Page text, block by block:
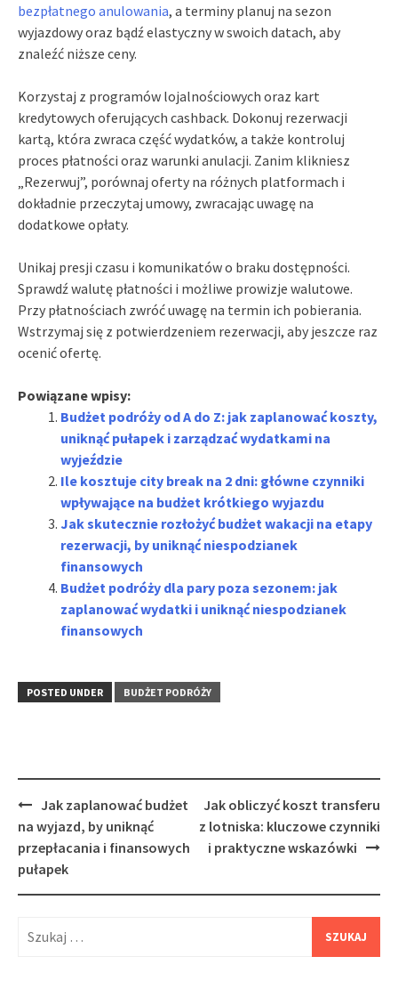
bezpłatnego anulowania, a terminy planuj na sezon
wyjazdowy oraz bądź elastyczny w swoich datach, aby
znaleźć niższe ceny.
Korzystaj z programów lojalnościowych oraz kart
kredytowych oferujących cashback. Dokonuj rezerwacji
kartą, która zwraca część wydatków, a także kontroluj
proces płatności oraz warunki anulacji. Zanim klikniesz
„Rezerwuj”, porównaj oferty na różnych platformach i
dokładnie przeczytaj umowy, zwracając uwagę na
dodatkowe opłaty.
Unikaj presji czasu i komunikatów o braku dostępności.
Sprawdź walutę płatności i możliwe prowizje walutowe.
Przy płatnościach zwróć uwagę na termin ich pobierania.
Wstrzymaj się z potwierdzeniem rezerwacji, aby jeszcze raz
ocenić ofertę.
Powiązane wpisy:
Budżet podróży od A do Z: jak zaplanować koszty,
uniknąć pułapek i zarządzać wydatkami na
wyjeździe
Ile kosztuje city break na 2 dni: główne czynniki
wpływające na budżet krótkiego wyjazdu
Jak skutecznie rozłożyć budżet wakacji na etapy
rezerwacji, by uniknąć niespodzianek
finansowych
Budżet podróży dla pary poza sezonem: jak
zaplanować wydatki i uniknąć niespodzianek
finansowych
POSTED UNDER BUDŻET PODRÓŻY
Post
navigation
Jak zaplanować budżet
na wyjazd, by uniknąć
przepłacania i finansowych
pułapek
Jak obliczyć koszt transferu
z lotniska: kluczowe czynniki
i praktyczne wskazówki